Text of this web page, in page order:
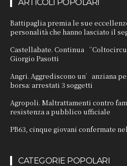
ARTICOLI POPOLARI
Battipaglia premia le sue
personalità che hanno lasciato il
Castellabate. Continua
Giorgio Pasotti
Angri. Aggrediscono un’anziana
borsa: arrestati 3 soggetti
Agropoli. Maltrattamenti contro
resistenza a pubblico ufficiale
PB63, cinque giovani confermate
CATEGORIE POPOLARI